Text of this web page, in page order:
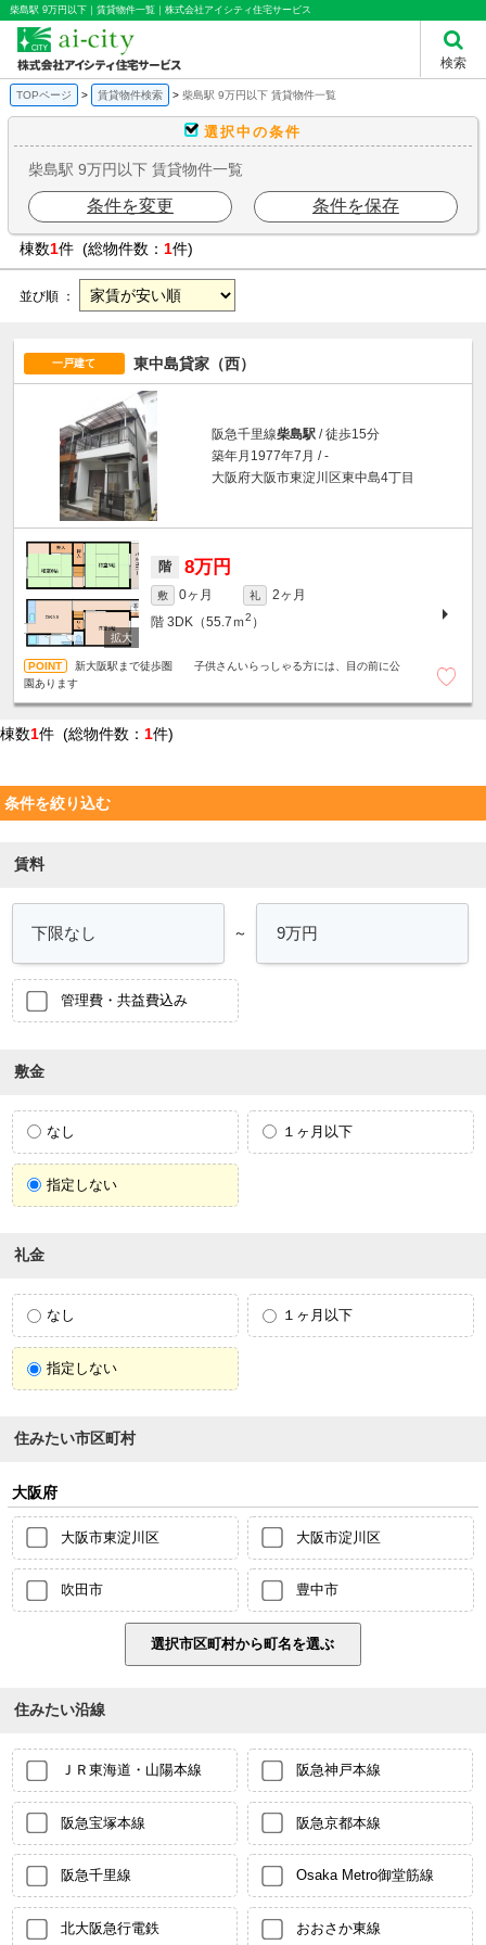
柴島駅 9万円以下｜賃貸物件一覧｜株式会社アイシティ住宅サービス
検索
TOPページ 賃貸物件検索 柴島駅 9万円以下 賃貸物件一覧
選択中の条件
柴島駅 9万円以下 賃貸物件一覧
条件を変更 条件を保存
棟数1件 (総物件数： 1件)
並び順 ：
一戸建て 東中島貸家（西）
阪急千里線柴島駅 / 徒歩15分
築年月1977年7月 / -
大阪府大阪市東淀川区東中島4丁目
階 8万円
敷 0ヶ月 礼
2ヶ月
階 3DK（55.7ｍ2 ）
新大阪駅まで徒歩圏 子供さんいらっしゃる方には、目の前に公
園あります
棟数1件 (総物件数： 1件)
条件を絞り込む
賃料
～
管理費・共益費込み
敷金
なし １ヶ月以下
指定しない
礼金
なし １ヶ月以下
指定しない
住みたい市区町村
大阪府
大阪市東淀川区 大阪市淀川区
吹田市 豊中市
住みたい沿線
ＪＲ東海道・山陽本線 阪急神戸本線
阪急宝塚本線 阪急京都本線
阪急千里線 Osaka Metro御堂筋線
北大阪急行電鉄 おおさか東線